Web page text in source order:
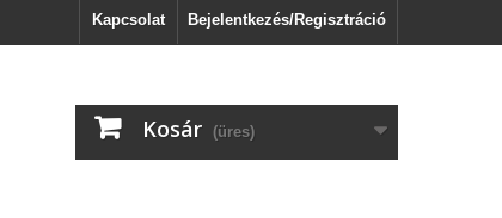
Bejelentkezés/Regisztráció
Kapcsolat
Kosár (üres)